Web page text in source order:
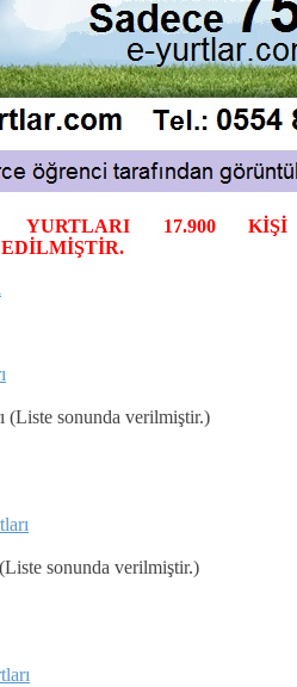
YURTLARI 17.900 KİŞİ
(Liste sonunda verilmiştir.)
sonunda verilmiştir.)